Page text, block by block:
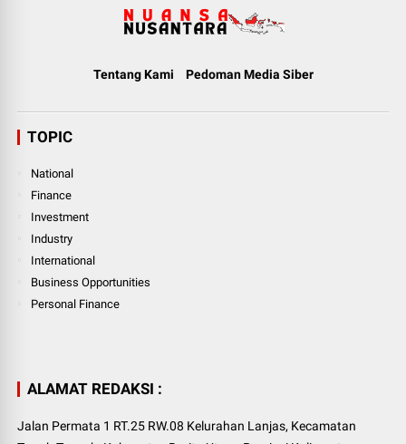
Tentang Kami Pedoman Media Siber
TOPIC
National
Finance
Investment
Industry
International
Business Opportunities
Personal Finance
ALAMAT REDAKSI :
Jalan Permata 1 RT.25 RW.08 Kelurahan Lanjas, Kecamatan